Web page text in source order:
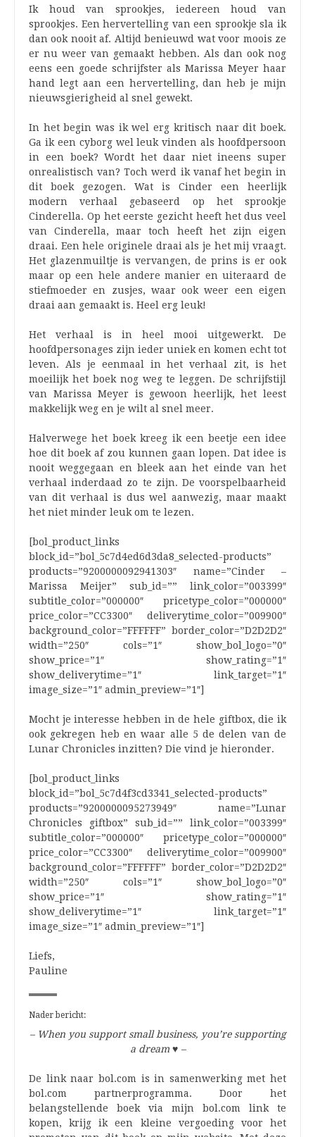
Ik houd van sprookjes, iedereen houd van
sprookjes. Een hervertelling van een sprookje sla ik
dan ook nooit af. Altijd benieuwd wat voor moois ze
er nu weer van gemaakt hebben. Als dan ook nog
eens een goede schrijfster als Marissa Meyer haar
hand legt aan een hervertelling, dan heb je mijn
nieuwsgierigheid al snel gewekt.
In het begin was ik wel erg kritisch naar dit boek.
Ga ik een cyborg wel leuk vinden als hoofdpersoon
in een boek? Wordt het daar niet ineens super
onrealistisch van? Toch werd ik vanaf het begin in
dit boek gezogen. Wat is Cinder een heerlijk
modern verhaal gebaseerd op het sprookje
Cinderella. Op het eerste gezicht heeft het dus veel
van Cinderella, maar toch heeft het zijn eigen
draai. Een hele originele draai als je het mij vraagt.
Het glazenmuiltje is vervangen, de prins is er ook
maar op een hele andere manier en uiteraard de
stiefmoeder en zusjes, waar ook weer een eigen
draai aan gemaakt is. Heel erg leuk!
Het verhaal is in heel mooi uitgewerkt. De
hoofdpersonages zijn ieder uniek en komen echt tot
leven. Als je eenmaal in het verhaal zit, is het
moeilijk het boek nog weg te leggen. De schrijfstijl
van Marissa Meyer is gewoon heerlijk, het leest
makkelijk weg en je wilt al snel meer.
Halverwege het boek kreeg ik een beetje een idee
hoe dit boek af zou kunnen gaan lopen. Dat idee is
nooit weggegaan en bleek aan het einde van het
verhaal inderdaad zo te zijn. De voorspelbaarheid
van dit verhaal is dus wel aanwezig, maar maakt
het niet minder leuk om te lezen.
[bol_product_links
block_id=”bol_5c7d4ed6d3da8_selected-products”
products=”9200000092941303″ name=”Cinder –
Marissa Meijer” sub_id=”” link_color=”003399″
subtitle_color=”000000″ pricetype_color=”000000″
price_color=”CC3300″ deliverytime_color=”009900″
background_color=”FFFFFF” border_color=”D2D2D2″
width=”250″ cols=”1″ show_bol_logo=”0″
show_price=”1″ show_rating=”1″
show_deliverytime=”1″ link_target=”1″
image_size=”1″ admin_preview=”1″]
Mocht je interesse hebben in de hele giftbox, die ik
ook gekregen heb en waar alle 5 de delen van de
Lunar Chronicles inzitten? Die vind je hieronder.
[bol_product_links
block_id=”bol_5c7d4f3cd3341_selected-products”
products=”9200000095273949″ name=”Lunar
Chronicles giftbox” sub_id=”” link_color=”003399″
subtitle_color=”000000″ pricetype_color=”000000″
price_color=”CC3300″ deliverytime_color=”009900″
background_color=”FFFFFF” border_color=”D2D2D2″
width=”250″ cols=”1″ show_bol_logo=”0″
show_price=”1″ show_rating=”1″
show_deliverytime=”1″ link_target=”1″
image_size=”1″ admin_preview=”1″]
Liefs,
Pauline
Nader bericht:
– When you support small business, you’re supporting
a dream ♥ –
De link naar bol.com is in samenwerking met het
bol.com partnerprogramma. Door het
belangstellende boek via mijn bol.com link te
kopen, krijg ik een kleine vergoeding voor het